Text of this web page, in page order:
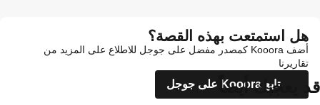
هل استمتعت بهذه القصة؟
أضف Kooora كمصدر مفضل على جوجل للاطلاع على المزيد من
تقاريرنا
تابع Kooora على جوجل
قد يعجبك أيضاً